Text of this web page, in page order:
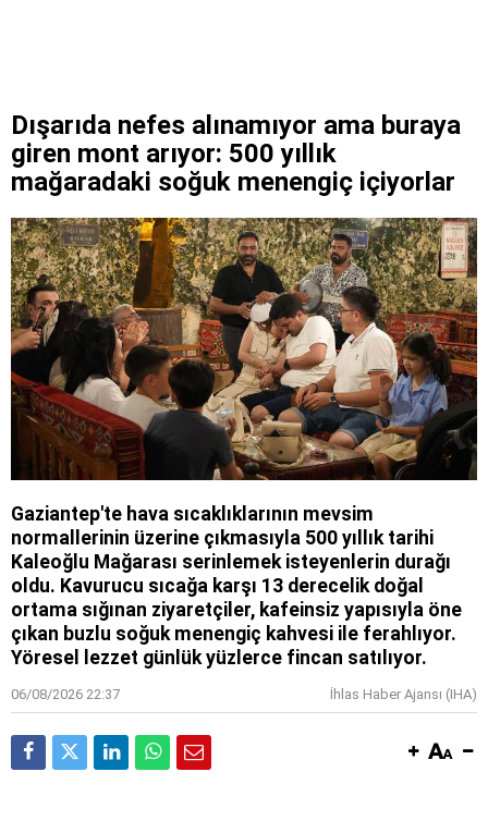
Dışarıda nefes alınamıyor ama buraya
giren mont arıyor: 500 yıllık
mağaradaki soğuk menengiç içiyorlar
Gaziantep'te hava sıcaklıklarının mevsim
normallerinin üzerine çıkmasıyla 500 yıllık tarihi
Kaleoğlu Mağarası serinlemek isteyenlerin durağı
oldu. Kavurucu sıcağa karşı 13 derecelik doğal
ortama sığınan ziyaretçiler, kafeinsiz yapısıyla öne
çıkan buzlu soğuk menengiç kahvesi ile ferahlıyor.
Yöresel lezzet günlük yüzlerce fincan satılıyor.
06/08/2026 22:37 İhlas Haber Ajansı (IHA)